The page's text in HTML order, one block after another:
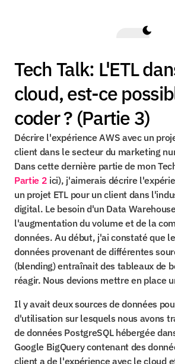
Tech Talk: L'ETL
cloud, est-ce
coder ? (Partie 3)
Décrire l'expérience AWS avec un
client dans le secteur du marketing
Dans cette dernière partie de mon
Partie 2 ici), j'aimerais décrire
un projet ETL pour un client dans
digital. Le besoin d'un Data
l'augmentation du volume et de la
données. Au début, j'ai constaté que
données provenant de différentes
(blending) entraînait des tableaux de
réagir. Nous devions mettre en place
Il y avait deux sources de données
d'utilisation sur lesquels nous avons
de données PostgreSQL hébergée
Google BigQuery contenant des
client a de l'expérience avec le cloud